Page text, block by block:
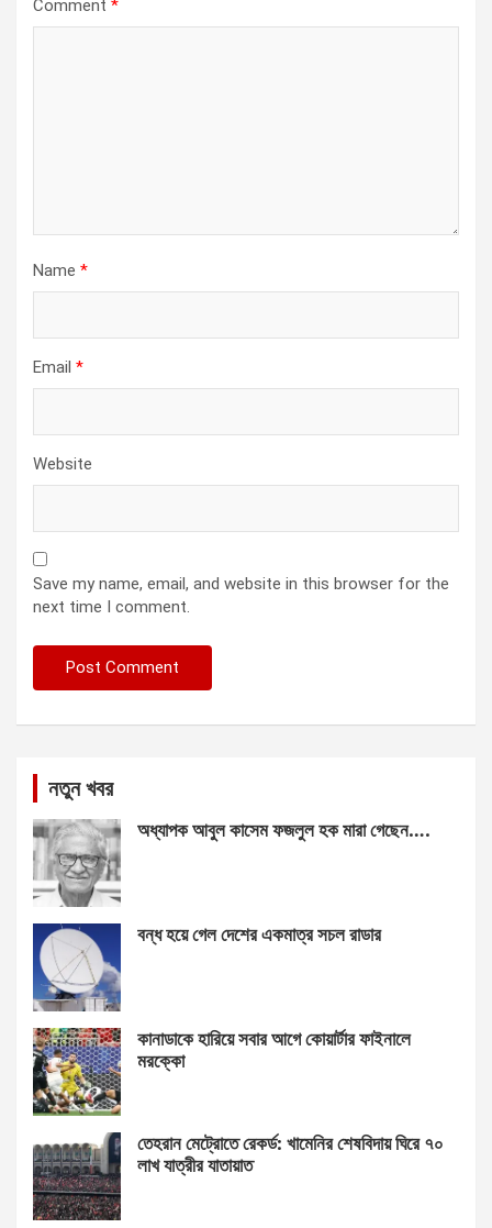
Comment *
Name *
Email *
Website
Save my name, email, and website in this browser for the
next time I comment.
নতুন খবর
অধ্যাপক আবুল কাসেম ফজলুল হক মারা গেছেন….
বন্ধ হয়ে গেল দেশের একমাত্র সচল রাডার
কানাডাকে হারিয়ে সবার আগে কোয়ার্টার ফাইনালে
মরক্কো
তেহরান মেট্রোতে রেকর্ড: খামেনির শেষবিদায় ঘিরে ৭০
লাখ যাত্রীর যাতায়াত